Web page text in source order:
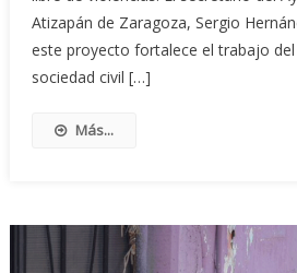
Atizapán de Zaragoza, Sergio
este proyecto fortalece el trabajo
sociedad civil […]
Más...